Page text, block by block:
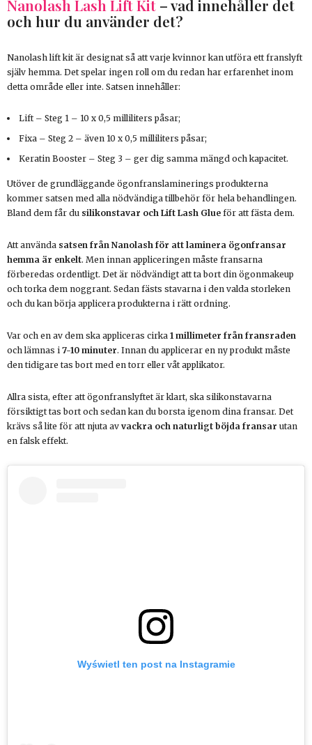
Nanolash Lash Lift Kit – vad innehåller det
och hur du använder det?
Nanolash lift kit är designat så att varje kvinnor kan utföra ett franslyft
själv hemma. Det spelar ingen roll om du redan har erfarenhet inom
detta område eller inte. Satsen innehåller:
Lift – Steg 1 – 10 x 0,5 milliliters påsar;
Fixa – Steg 2 – även 10 x 0,5 milliliters påsar;
Keratin Booster – Steg 3 – ger dig samma mängd och kapacitet.
Utöver de grundläggande ögonfranslaminerings produkterna
kommer satsen med alla nödvändiga tillbehör för hela behandlingen.
Bland dem får du silikonstavar och Lift Lash Glue för att fästa dem.
Att använda satsen från Nanolash för att laminera ögonfransar
hemma är enkelt. Men innan appliceringen måste fransarna
förberedas ordentligt. Det är nödvändigt att ta bort din ögonmakeup
och torka dem noggrant. Sedan fästs stavarna i den valda storleken
och du kan börja applicera produkterna i rätt ordning.
Var och en av dem ska appliceras cirka 1 millimeter från fransraden
och lämnas i 7-10 minuter. Innan du applicerar en ny produkt måste
den tidigare tas bort med en torr eller våt applikator.
Allra sista, efter att ögonfranslyftet är klart, ska silikonstavarna
försiktigt tas bort och sedan kan du borsta igenom dina fransar. Det
krävs så lite för att njuta av vackra och naturligt böjda fransar utan
en falsk effekt.
Wyświetl ten post na Instagramie